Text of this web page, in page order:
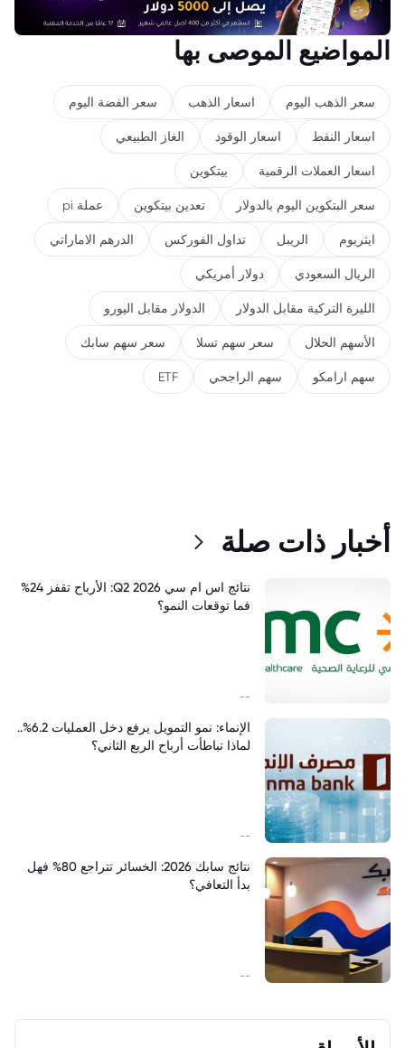
المواضيع الموصى بها
سعر الذهب اليوم اسعار الذهب سعر الفضة اليوم
اسعار النفط اسعار الوقود الغاز الطبيعي
اسعار العملات الرقمية بيتكوين
سعر البتكوين اليوم بالدولار تعدين بيتكوين عملة pi
ايثريوم الريبل تداول الفوركس الدرهم الاماراتي
الريال السعودي دولار أمريكي
الليرة التركية مقابل الدولار الدولار مقابل اليورو
الأسهم الحلال سعر سهم تسلا سعر سهم سابك
سهم ارامكو سهم الراجحي ETF
أخبار ذات صلة
نتائج اس ام سي Q2 2026: الأرباح تقفز 24%
فما توقعات النمو؟
--
الإنماء: نمو التمويل يرفع دخل العمليات 6.2%..
لماذا تباطأت أرباح الربع الثاني؟
--
نتائج سابك 2026: الخسائر تتراجع 80% فهل
بدأ التعافي؟
--